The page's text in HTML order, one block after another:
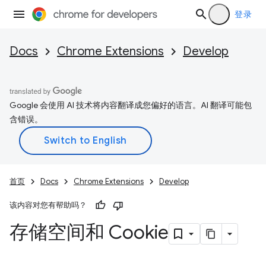
登录
Docs Chrome Extensions Develop
Google 会使用 AI 技术将内容翻译成您偏好的语言。AI 翻译可能包
含错误。
首页 Docs Chrome Extensions Develop
该内容对您有帮助吗？
存储空间和 Cookie